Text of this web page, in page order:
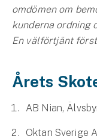
omdömen om
kunderna ordning
En välförtjänt
Årets
AB Nian,
Oktan Sverige